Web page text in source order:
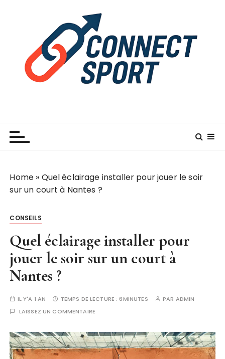
Home » Quel éclairage installer pour jouer le soir
sur un court à Nantes ?
CONSEILS
Quel éclairage installer pour
jouer le soir sur un court à
Nantes ?
IL Y'A 1 AN TEMPS DE LECTURE :6MINUTES PAR ADMIN
LAISSEZ UN COMMENTAIRE